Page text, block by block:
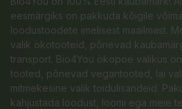
eesmärgiks on pakkuda kõigile
loodustoodete imelisest maailmast.
valik ökotooteid, põnevad
transport. Bio4You ökopoe valikus
tooted, põnevad vegantooted, lai
mitmekesine valik toidulisandeid.
kahjustada loodust, loomi ega meie